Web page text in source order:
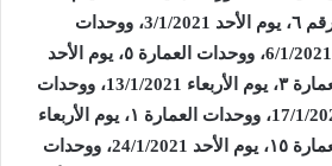
تسليم وحدات العمارة رقم ٦، يوم الأحد 3/1/2021، ووحدات
العمارة ٤، يوم الأربعاء 6/1/2021، ووحدات العمارة ٥، يوم الأحد
10/1/2021، ووحدات العمارة ٣، يوم الأربعاء 13/1/2021، ووحدات
العمارة ٢، يوم الأحد 17/1/2021، ووحدات العمارة ١، يوم الأربعاء
20/1/2021، ووحدات العمارة ١٥، يوم الأحد 24/1/2021، ووحدات